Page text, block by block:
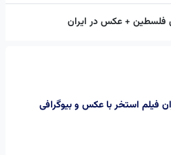
فلسطین + عکس در ایران
فیلم استخر با عکس و بیوگرافی